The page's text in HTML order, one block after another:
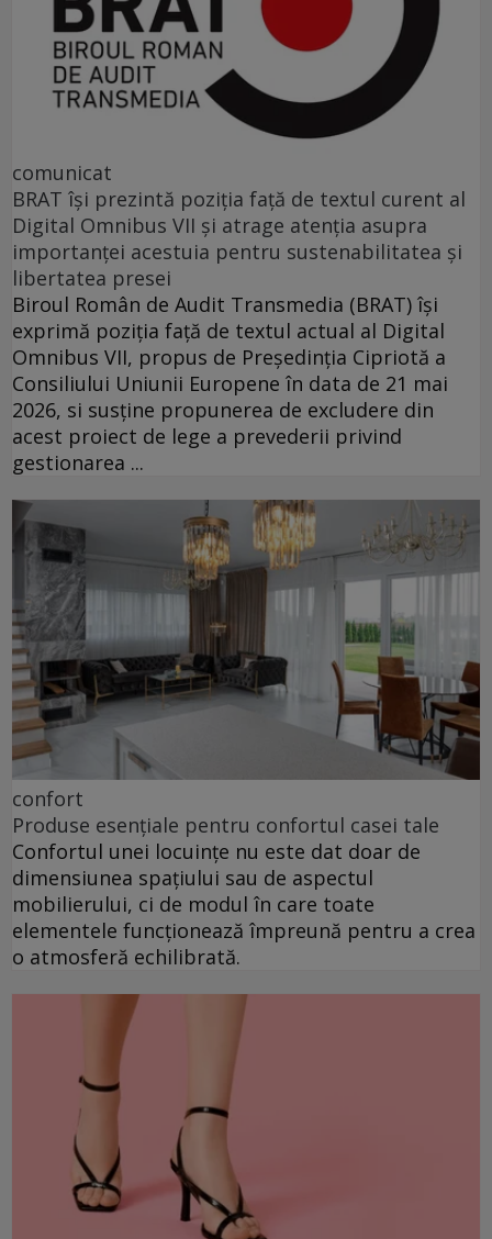
comunicat
BRAT își prezintă poziția față de textul curent al
Digital Omnibus VII și atrage atenția asupra
importanței acestuia pentru sustenabilitatea și
libertatea presei
Biroul Român de Audit Transmedia (BRAT) își
exprimă poziția față de textul actual al Digital
Omnibus VII, propus de Președinția Cipriotă a
Consiliului Uniunii Europene în data de 21 mai
2026, si susține propunerea de excludere din
acest proiect de lege a prevederii privind
gestionarea ...
confort
Produse esențiale pentru confortul casei tale
Confortul unei locuințe nu este dat doar de
dimensiunea spațiului sau de aspectul
mobilierului, ci de modul în care toate
elementele funcționează împreună pentru a crea
o atmosferă echilibrată.